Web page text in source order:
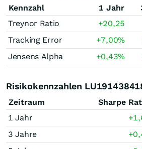
Kennzahl 1 Jahr
Treynor Ratio
+20,25
Tracking Error
+7,00%
Jensens Alpha
+0,43%
Risikokennzahlen
Zeitraum Sharpe
1 Jahr
3 Jahre